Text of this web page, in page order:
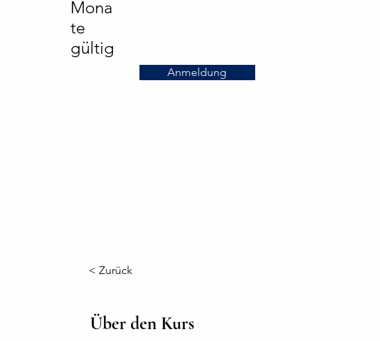
Mona
te
gültig
Anmeldung
< Zurück
Über den Kurs